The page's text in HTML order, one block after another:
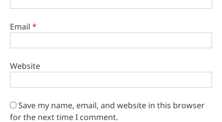
Email *
Website
Save my name, email, and website in this browser
for the next time I comment.